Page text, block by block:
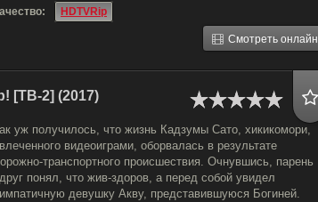
HDTVRip
Смотреть онлайн
[ТВ-2] (2017)
уж получилось, что жизнь Кадзумы Сато, хикикомори,
видеоиграми, оборвалась в результате
транспортного происшествия. Очнувшись, парень
понял, что жив-здоров, а перед собой увидел
девушку Акву, представившуюся Богиней.